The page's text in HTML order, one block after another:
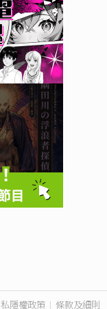
私隱權政策 | 條款及細則